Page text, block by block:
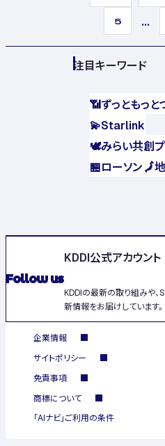
5 ...
注目キーワード
📶ずっともっ
💫Starlink
🕊️みらい共創
🏪ローソン🗾
Follow us
KDDI公式アカウント
KDDIの最新の取り組みや
新情報をお届けしています。
企業情報
サイトポリシー
免責事項
商標について
「AIナビ」ご利用の条件